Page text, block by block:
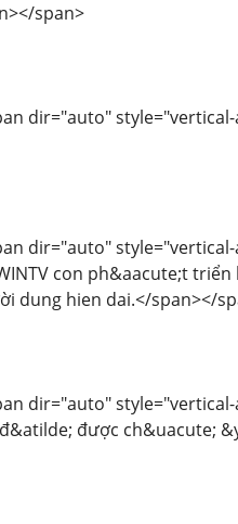
span>
dir="auto"
dir="auto"
con ph&aacute;t
dung hien dai.</span></
dir="auto"
được ch&uacute;